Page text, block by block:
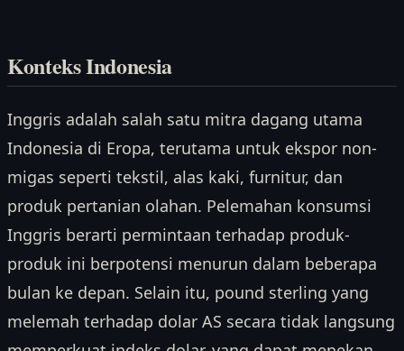
Konteks Indonesia
Inggris adalah salah satu mitra dagang utama
Indonesia di Eropa, terutama untuk ekspor non-
migas seperti tekstil, alas kaki, furnitur, dan
produk pertanian olahan. Pelemahan konsumsi
Inggris berarti permintaan terhadap produk-
produk ini berpotensi menurun dalam beberapa
bulan ke depan. Selain itu, pound sterling yang
melemah terhadap dolar AS secara tidak langsung